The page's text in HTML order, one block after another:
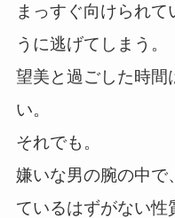
まっすぐ向けられ
うに逃げてしまう。
望美と過ごした時間
い。
それでも。
嫌いな男の腕の中で
ているはずがない性